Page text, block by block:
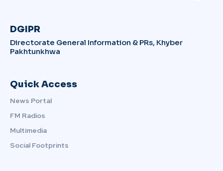
DGIPR
Directorate General Information & PRs, Khyber
Pakhtunkhwa
Quick Access
News Portal
FM Radios
Multimedia
Social Footprints